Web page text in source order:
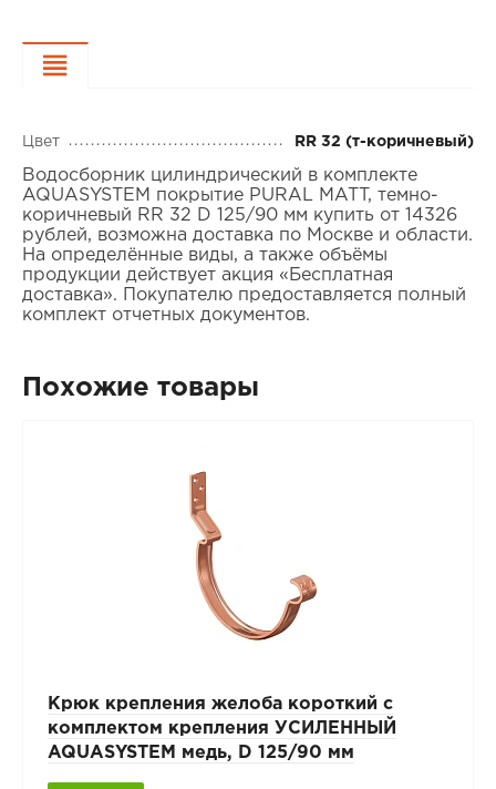
Цвет RR 32 (т-коричневый)
Водосборник цилиндрический в комплекте
AQUASYSTEM покрытие PURAL MATT, темно-
коричневый RR 32 D 125/90 мм купить от 14326
рублей, возможна доставка по Москве и области.
На определённые виды, а также объёмы
продукции действует акция «Бесплатная
доставка». Покупателю предоставляется полный
комплект отчетных документов.
Похожие товары
Крюк крепления желоба короткий с
комплектом крепления УСИЛЕННЫЙ
AQUASYSTEM медь, D 125/90 мм